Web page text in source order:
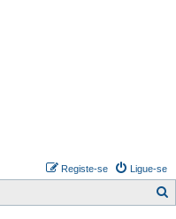
Ligue-se
Registe-se